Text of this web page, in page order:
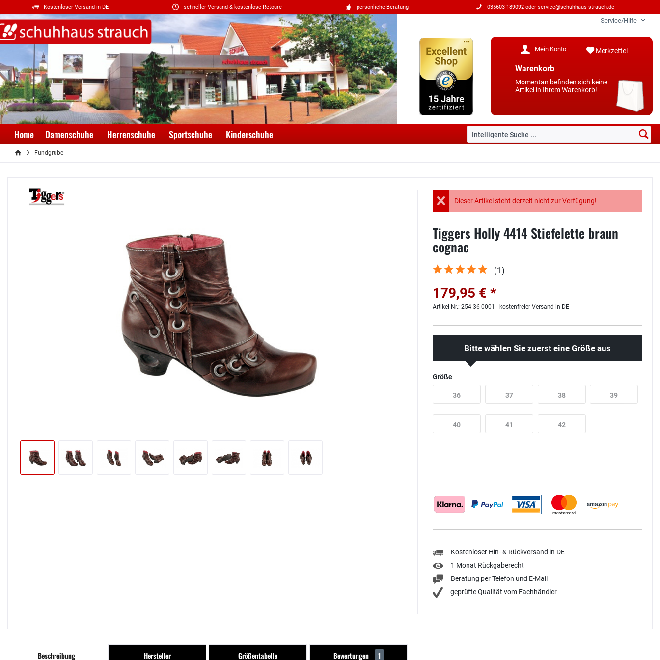
Kostenloser Versand in DE schneller Versand & kostenlose Retoure persönliche Beratung 035603-189092 oder service@schuhhaus-strauch.de
Service/Hilfe
Merkzettel
Mein Konto
Warenkorb
Momentan befinden sich keine
Artikel in Ihrem Warenkorb!
Home Damenschuhe Herrenschuhe Sportschuhe Kinderschuhe
Fundgrube
Dieser Artikel steht derzeit nicht zur Verfügung!
Tiggers Holly 4414 Stiefelette braun
cognac
(1)
179,95 € *
Artikel-Nr.: 254-36-0001 | kostenfreier Versand in DE
Bitte wählen Sie zuerst eine Größe aus
Größe
36 37 38 39
40 41 42
Kostenloser Hin- & Rückversand in DE
1 Monat Rückgaberecht
Beratung per Telefon und E-Mail
geprüfte Qualität vom Fachhändler
Beschreibung Hersteller Größentabelle Bewertungen 1